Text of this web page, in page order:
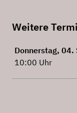
Weitere
Donnerstag, 04.
10:00 Uhr